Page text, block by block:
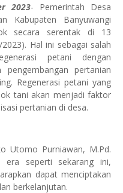
2023- Pemerintah Desa
Kabupaten Banyuwangi
secara serentak di 13
Hal ini sebagai salah
petani dengan
pertanian
Regenerasi petani yang
tani akan menjadi faktor
pertanian di desa.
Utomo Purniawan, M.Pd.
era seperti sekarang ini,
dapat menciptakan
berkelanjutan.